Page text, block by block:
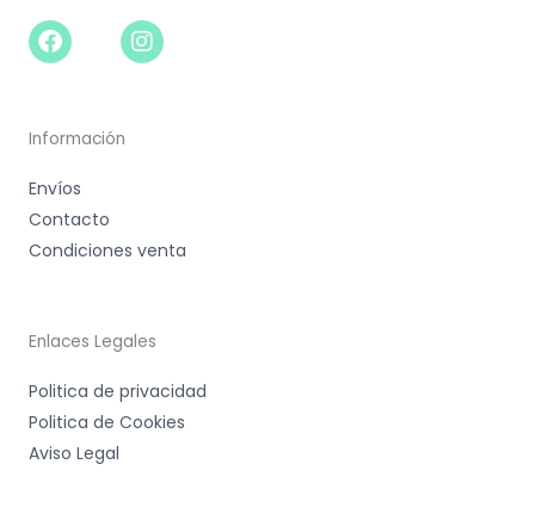
Facebook-
f
Instagram
Información
Envíos
Contacto
Condiciones venta
Enlaces Legales
Politica de privacidad
Politica de Cookies
Aviso Legal